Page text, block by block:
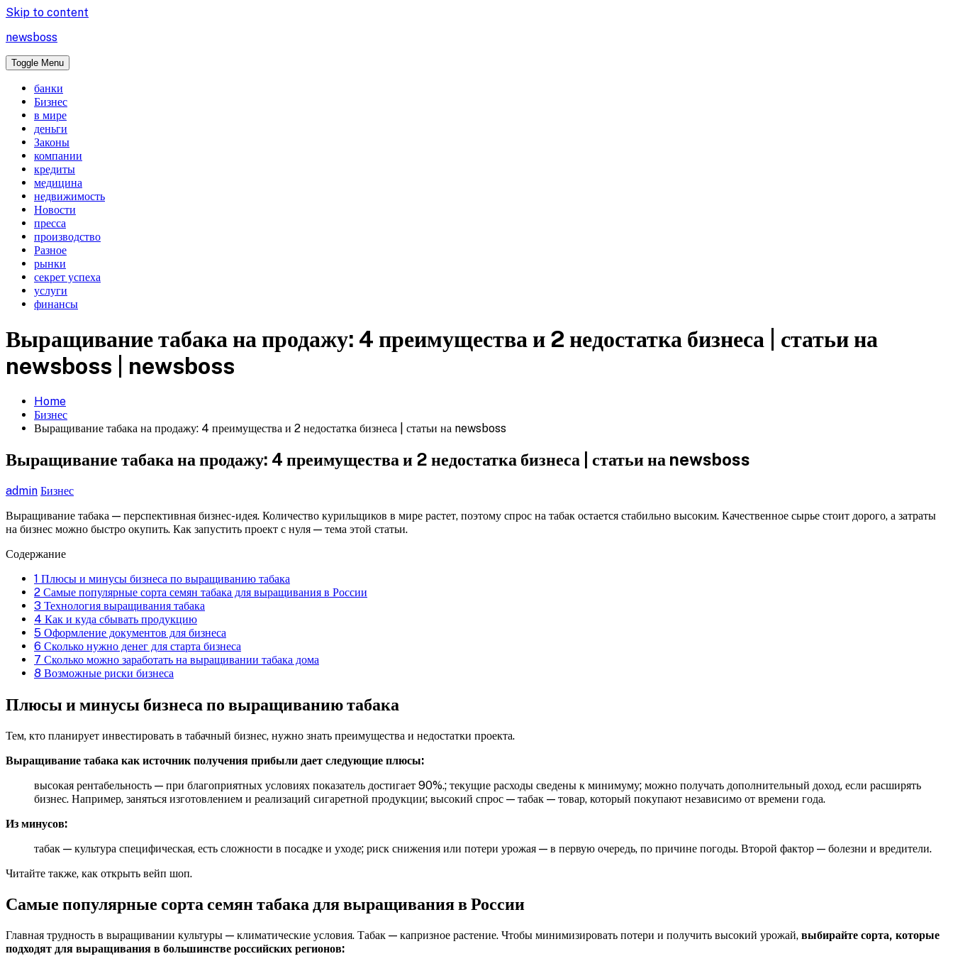
Skip to content
newsboss
Toggle Menu
банки
Бизнес
в мире
деньги
Законы
компании
кредиты
медицина
недвижимость
Новости
пресса
производство
Разное
рынки
секрет успеха
услуги
финансы
Выращивание табака на продажу: 4 преимущества и 2 недостатка бизнеса | статьи на
newsboss | newsboss
Home
Бизнес
Выращивание табака на продажу: 4 преимущества и 2 недостатка бизнеса | статьи на newsboss
Выращивание табака на продажу: 4 преимущества и 2 недостатка бизнеса | статьи на newsboss
admin Бизнес
Выращивание табака — перспективная бизнес-идея. Количество курильщиков в мире растет, поэтому спрос на табак остается стабильно высоким. Качественное сырье стоит дорого, а затраты
на бизнес можно быстро окупить. Как запустить проект с нуля — тема этой статьи.
Содержание
1 Плюсы и минусы бизнеса по выращиванию табака
2 Самые популярные сорта семян табака для выращивания в России
3 Технология выращивания табака
4 Как и куда сбывать продукцию
5 Оформление документов для бизнеса
6 Сколько нужно денег для старта бизнеса
7 Сколько можно заработать на выращивании табака дома
8 Возможные риски бизнеса
Плюсы и минусы бизнеса по выращиванию табака
Тем, кто планирует инвестировать в табачный бизнес, нужно знать преимущества и недостатки проекта.
Выращивание табака как источник получения прибыли дает следующие плюсы:
высокая рентабельность — при благоприятных условиях показатель достигает 90%.; текущие расходы сведены к минимуму; можно получать дополнительный доход, если расширять
бизнес. Например, заняться изготовлением и реализаций сигаретной продукции; высокий спрос — табак — товар, который покупают независимо от времени года.
Из минусов:
табак — культура специфическая, есть сложности в посадке и уходе; риск снижения или потери урожая — в первую очередь, по причине погоды. Второй фактор — болезни и вредители.
Читайте также, как открыть вейп шоп.
Самые популярные сорта семян табака для выращивания в России
Главная трудность в выращивании культуры — климатические условия. Табак — капризное растение. Чтобы минимизировать потери и получить высокий урожай, выбирайте сорта, которые
подходят для выращивания в большинстве российских регионов: